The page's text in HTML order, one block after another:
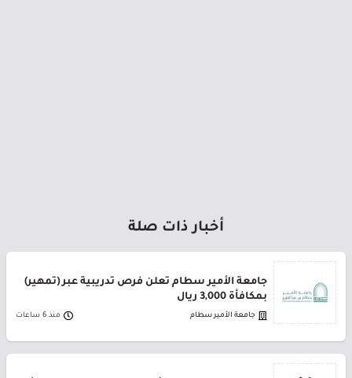
أخبار ذات صلة
جامعة الأمير سطام تعلن فرص تدريبية عبر (تمهير)
بمكافأة 3,000 ريال
جامعة الأمير سطام منذ 6 ساعات